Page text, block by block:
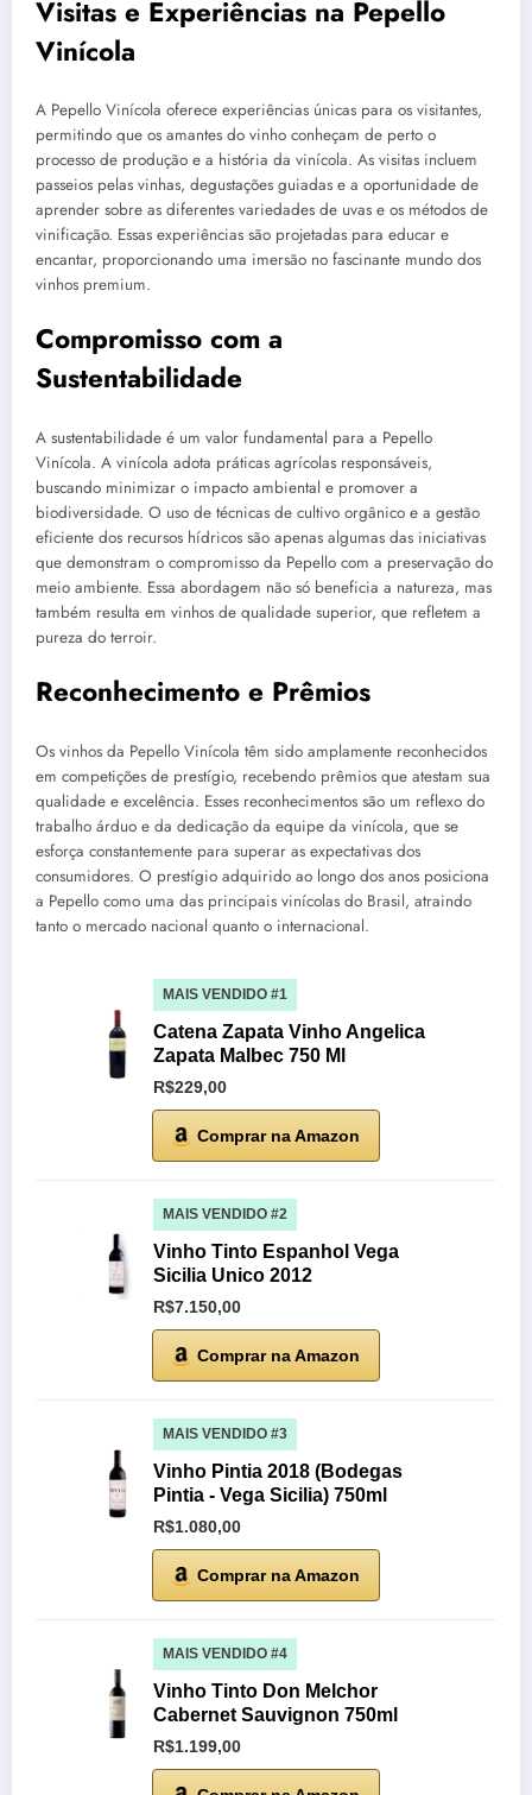
Visitas e Experiências na Pepello
Vinícola
A Pepello Vinícola oferece experiências únicas para os visitantes,
permitindo que os amantes do vinho conheçam de perto o
processo de produção e a história da vinícola. As visitas incluem
passeios pelas vinhas, degustações guiadas e a oportunidade de
aprender sobre as diferentes variedades de uvas e os métodos de
vinificação. Essas experiências são projetadas para educar e
encantar, proporcionando uma imersão no fascinante mundo dos
vinhos premium.
Compromisso com a
Sustentabilidade
A sustentabilidade é um valor fundamental para a Pepello
Vinícola. A vinícola adota práticas agrícolas responsáveis,
buscando minimizar o impacto ambiental e promover a
biodiversidade. O uso de técnicas de cultivo orgânico e a gestão
eficiente dos recursos hídricos são apenas algumas das iniciativas
que demonstram o compromisso da Pepello com a preservação do
meio ambiente. Essa abordagem não só beneficia a natureza, mas
também resulta em vinhos de qualidade superior, que refletem a
pureza do terroir.
Reconhecimento e Prêmios
Os vinhos da Pepello Vinícola têm sido amplamente reconhecidos
em competições de prestígio, recebendo prêmios que atestam sua
qualidade e excelência. Esses reconhecimentos são um reflexo do
trabalho árduo e da dedicação da equipe da vinícola, que se
esforça constantemente para superar as expectativas dos
consumidores. O prestígio adquirido ao longo dos anos posiciona
a Pepello como uma das principais vinícolas do Brasil, atraindo
tanto o mercado nacional quanto o internacional.
MAIS VENDIDO #1
Catena Zapata Vinho Angelica
Zapata Malbec 750 Ml
R$229,00
Comprar na Amazon
MAIS VENDIDO #2
Vinho Tinto Espanhol Vega
Sicilia Unico 2012
R$7.150,00
Comprar na Amazon
MAIS VENDIDO #3
Vinho Pintia 2018 (Bodegas
Pintia - Vega Sicilia) 750ml
R$1.080,00
Comprar na Amazon
MAIS VENDIDO #4
Vinho Tinto Don Melchor
Cabernet Sauvignon 750ml
R$1.199,00